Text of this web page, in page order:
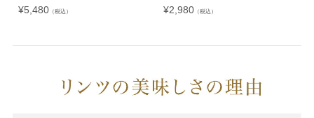
¥5,480（税込）
¥2,980（税込）